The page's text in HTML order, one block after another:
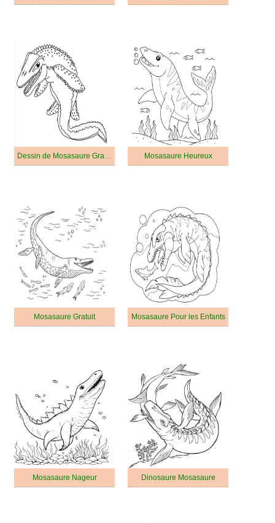
Dessin de Mosasaure Gratuit Mosasaure Heureux
Mosasaure Gratuit Mosasaure Pour les Enfants
Mosasaure Nageur Dinosaure Mosasaure